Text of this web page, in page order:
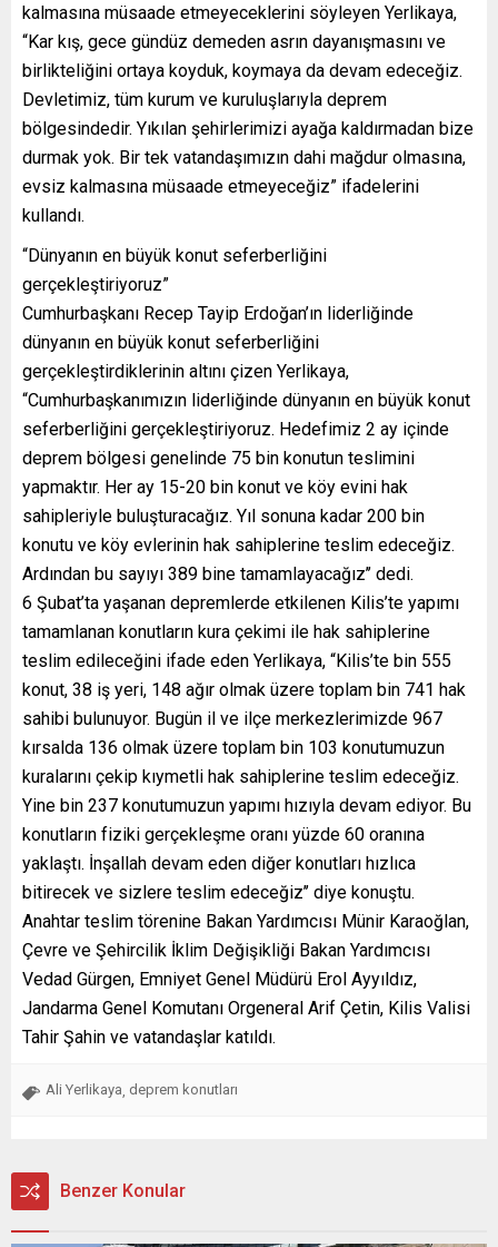
kalmasına müsaade etmeyeceklerini söyleyen Yerlikaya,
“Kar kış, gece gündüz demeden asrın dayanışmasını ve
birlikteliğini ortaya koyduk, koymaya da devam edeceğiz.
Devletimiz, tüm kurum ve kuruluşlarıyla deprem
bölgesindedir. Yıkılan şehirlerimizi ayağa kaldırmadan bize
durmak yok. Bir tek vatandaşımızın dahi mağdur olmasına,
evsiz kalmasına müsaade etmeyeceğiz” ifadelerini
kullandı.
“Dünyanın en büyük konut seferberliğini
gerçekleştiriyoruz”
Cumhurbaşkanı Recep Tayip Erdoğan’ın liderliğinde
dünyanın en büyük konut seferberliğini
gerçekleştirdiklerinin altını çizen Yerlikaya,
“Cumhurbaşkanımızın liderliğinde dünyanın en büyük konut
seferberliğini gerçekleştiriyoruz. Hedefimiz 2 ay içinde
deprem bölgesi genelinde 75 bin konutun teslimini
yapmaktır. Her ay 15-20 bin konut ve köy evini hak
sahipleriyle buluşturacağız. Yıl sonuna kadar 200 bin
konutu ve köy evlerinin hak sahiplerine teslim edeceğiz.
Ardından bu sayıyı 389 bine tamamlayacağız’’ dedi.
6 Şubat’ta yaşanan depremlerde etkilenen Kilis’te yapımı
tamamlanan konutların kura çekimi ile hak sahiplerine
teslim edileceğini ifade eden Yerlikaya, “Kilis’te bin 555
konut, 38 iş yeri, 148 ağır olmak üzere toplam bin 741 hak
sahibi bulunuyor. Bugün il ve ilçe merkezlerimizde 967
kırsalda 136 olmak üzere toplam bin 103 konutumuzun
kuralarını çekip kıymetli hak sahiplerine teslim edeceğiz.
Yine bin 237 konutumuzun yapımı hızıyla devam ediyor. Bu
konutların fiziki gerçekleşme oranı yüzde 60 oranına
yaklaştı. İnşallah devam eden diğer konutları hızlıca
bitirecek ve sizlere teslim edeceğiz’’ diye konuştu.
Anahtar teslim törenine Bakan Yardımcısı Münir Karaoğlan,
Çevre ve Şehircilik İklim Değişikliği Bakan Yardımcısı
Vedad Gürgen, Emniyet Genel Müdürü Erol Ayyıldız,
Jandarma Genel Komutanı Orgeneral Arif Çetin, Kilis Valisi
Tahir Şahin ve vatandaşlar katıldı.
Ali Yerlikaya deprem konutları
Benzer Konular